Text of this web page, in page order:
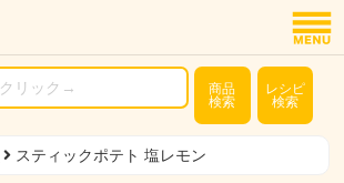
商品
検索
レシピ
検索
スティックポテト 塩レモン